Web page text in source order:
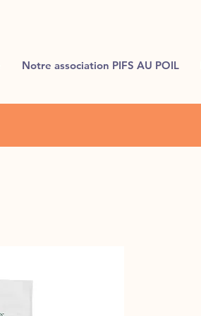
Notre association PIFS AU POIL